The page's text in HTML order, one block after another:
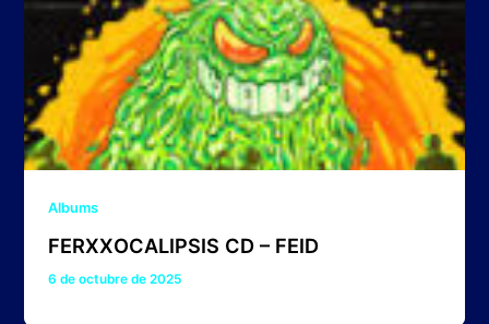
Albums
FERXXOCALIPSIS CD – FEID
6 de octubre de 2025